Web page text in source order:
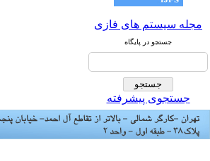
مجله سیستم های فازی
جستجو در پایگاه
جستجوی پیشرفته